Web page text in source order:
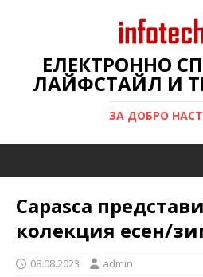
ЕЛЕКТРОННО
ЛАЙФСТАЙЛ И
ЗА ДОБРО
Capasca
колекция есен/
08.08.2023 admin